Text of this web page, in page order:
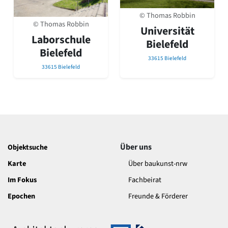
David Chipperfield
Harald Deilmann
Gottfried Böhm
Schneider von Esleben
Peter Behrens
Auszeichnung vorbildlicher Bauten NRW 2020
Big Beautiful Buildings (Großbauten der Nachkriegszeit)
Moderne
Jugendstil
Historismus
Klassizismus
Barock
Gotik
© Thomas Robbin
Laborschule
Bielefeld
33615 Bielefeld
© Thomas Robbin
Universität
Bielefeld
33615 Bielefeld
Objektsuche
Karte
Im Fokus
Epochen
Über uns
Über baukunst-nrw
Fachbeirat
Freunde & Förderer